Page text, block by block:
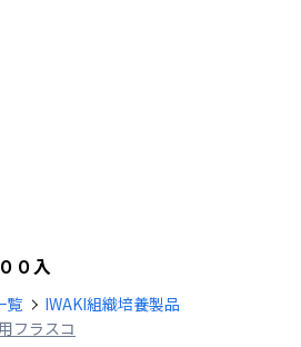
０入
覧
IWAKI組織培養製品
フラスコ